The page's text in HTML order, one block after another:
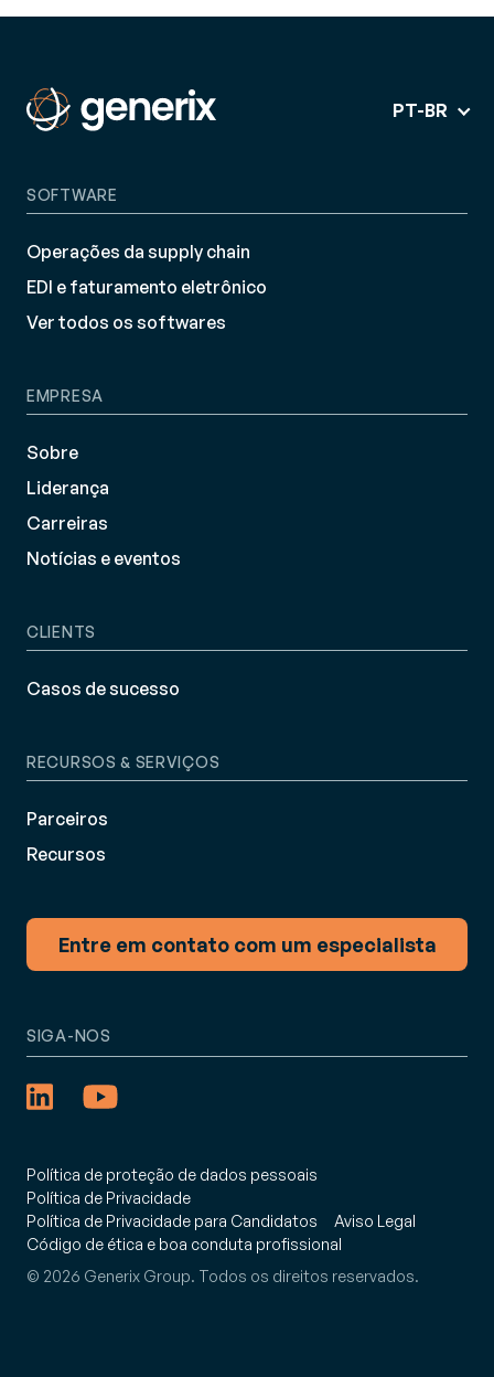
PT-BR
SOFTWARE
Operações da supply chain
EDI e faturamento eletrônico
Ver todos os softwares
EMPRESA
Sobre
Liderança
Carreiras
Notícias e eventos
CLIENTS
Casos de sucesso
RECURSOS & SERVIÇOS
Parceiros
Recursos
Entre em contato com um especialista
Política de proteção de dados pessoais
Política de Privacidade
Política de Privacidade para Candidatos
Aviso Legal
Código de ética e boa conduta profissional
© 2026 Generix Group. Todos os direitos reservados.
SIGA-NOS